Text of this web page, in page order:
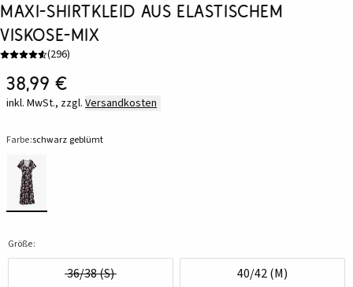
Maxi-Shirtkleid aus elastischem
Viskose-Mix
(296)
38,99 €
inkl. MwSt., zzgl. Versandkosten
Farbe:schwarz geblümt
Größe:
36/38 (S) 40/42 (M)